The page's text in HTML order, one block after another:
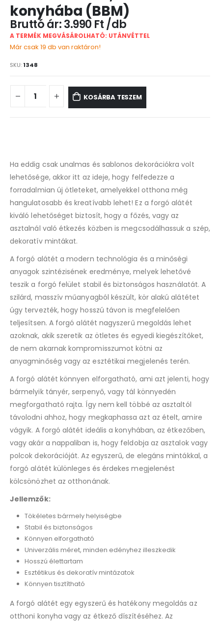
konyhába (BBM)
3.990 Ft
A TERMÉK MEGVÁSÁROLHATÓ: UTÁNVÉTTEL
Már csak 19 db van raktáron!
SKU:1348
KOSÁRBA TESZEM
Ha eddig csak unalmas és sablonos dekorációkra volt
lehetősége, akkor itt az ideje, hogy felfedezze a
forradalmian új ötleteket, amelyekkel otthona még
hangulatosabb és kreatívabb lehet! Ez a forgó alátét
kiváló lehetőséget biztosít, hogy a főzés, vagy az
asztalnál való étkezés közben is megcsodálhassuk a szép,
dekoratív mintákat.
A forgó alátét a modern technológia és a minőségi
anyagok szintézisének eredménye, melyek lehetővé
teszik a forgó felület stabil és biztonságos használatát. A
szilárd, masszív műanyagból készült, kör alakú alátétet
úgy tervezték, hogy hosszú távon is megfelelően
teljesítsen. A forgó alátét nagyszerű megoldás lehet
azoknak, akik szeretik az ötletes és egyedi kiegészítőket,
de nem akarnak kompromisszumot kötni az
anyagminőség vagy az esztétikai megjelenés terén.
A forgó alátét könnyen elforgatható, ami azt jelenti, hogy
bármelyik tányér, serpenyő, vagy tál könnyedén
megforgatható rajta. Így nem kell többé az asztaltól
távolodni ahhoz, hogy megkaphassa azt az ételt, amire
vágyik. A forgó alátét ideális a konyhában, az étkezőben,
vagy akár a nappaliban is, hogy feldobja az asztalok vagy
polcok dekorációját. Az egyszerű, de elegáns mintákkal, a
forgó alátét különleges és érdekes megjelenést
kölcsönözhet az otthonának.
Jellemzők:
Tökéletes bármely helyiségbe
Stabil és biztonságos
Könnyen elforgatható
Univerzális méret, minden edényhez illeszkedik
Hosszú élettartam
Esztétikus és dekoratív mintázatok
Könnyen tisztítható
A forgó alátét egy egyszerű és hatékony megoldás az
otthoni konyha vagy az étkező díszítéséhez. Az